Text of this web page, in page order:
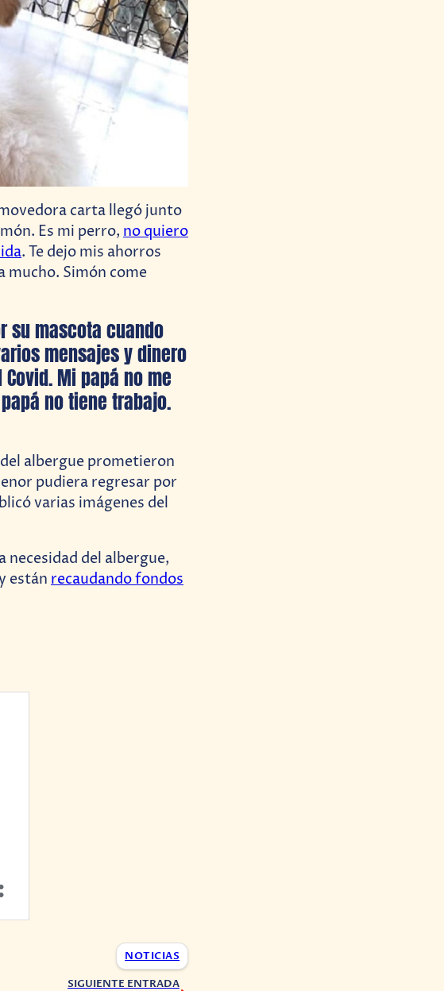
carta llegó junto
Es mi perro, no quiero
. Te dejo mis ahorros
mucho. Simón come
su mascota cuando
mensajes y dinero
Mi papá no me
no tiene trabajo.
albergue prometieron
pudiera regresar por
varias imágenes del
del albergue,
están recaudando fondos
NOTICIAS
SIGUIENTE ENTRADA